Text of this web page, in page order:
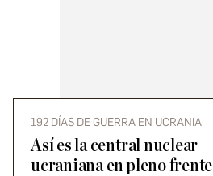
192 DÍAS DE GUERRA EN UCRANIA
Así es la central nuclear
ucraniana en pleno frente